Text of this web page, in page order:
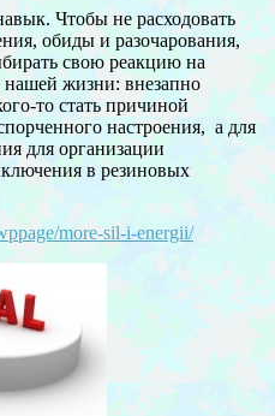
Чтобы не расходовать
обиды и разочарования,
свою реакцию на
нашей жизни: внезапно
то стать причиной
настроения, а для
для организации
в резиновых
more-sil-i-energii/